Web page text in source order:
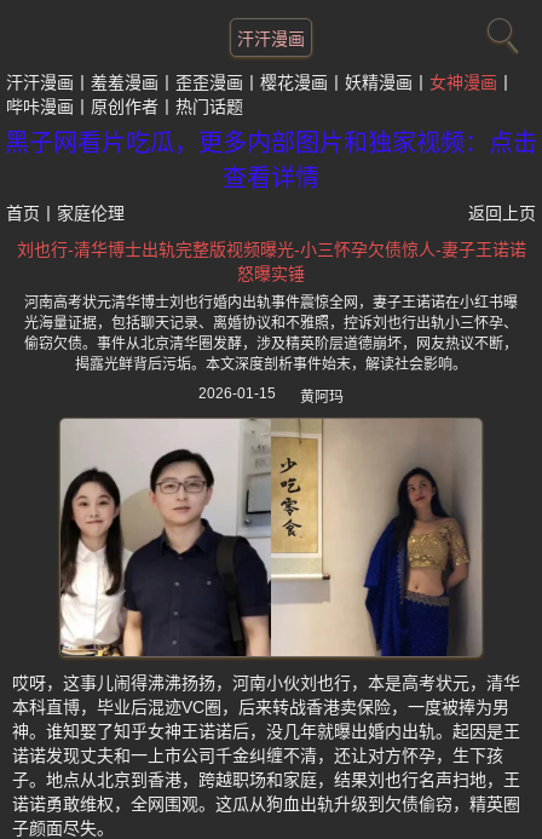
汗汗漫画
汗汗漫画 羞羞漫画 歪歪漫画 樱花漫画 妖精漫画
女神漫画
哔咔漫画
原创作者 热门话题
黑子网看片吃瓜，更多内部图片和独家视频：点击
查看详情
首页 家庭伦理
返回上页
刘也行-清华博士出轨完整版视频曝光-小三怀孕欠债惊人-妻子王诺诺
怒曝实锤
河南高考状元清华博士刘也行婚内出轨事件震惊全网，妻子王诺诺在小红书曝
光海量证据，包括聊天记录、离婚协议和不雅照，控诉刘也行出轨小三怀孕、
偷窃欠债。事件从北京清华圈发酵，涉及精英阶层道德崩坏，网友热议不断，
揭露光鲜背后污垢。本文深度剖析事件始末，解读社会影响。
2026-01-15
黄阿玛
哎呀，这事儿闹得沸沸扬扬，河南小伙刘也行，本是高考状元，清华
本科直博，毕业后混迹VC圈，后来转战香港卖保险，一度被捧为男
神。谁知娶了知乎女神王诺诺后，没几年就曝出婚内出轨。起因是王
诺诺发现丈夫和一上市公司千金纠缠不清，还让对方怀孕，生下孩
子。地点从北京到香港，跨越职场和家庭，结果刘也行名声扫地，王
诺诺勇敢维权，全网围观。这瓜从狗血出轨升级到欠债偷窃，精英圈
子颜面尽失。